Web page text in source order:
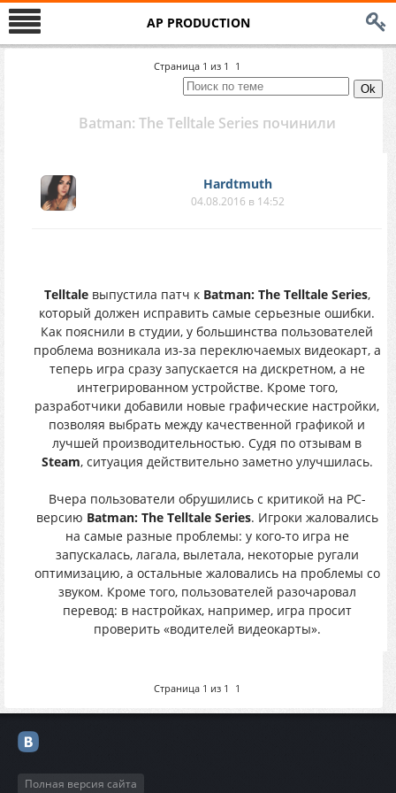
AP PRODUCTION
Страница 1 из 1 1
Batman: The Telltale Series починили
Hardtmuth
04.08.2016 в 14:52
Telltaleвыпустила патч к Batman: The Telltale Series,
который должен исправить самые серьезные ошибки.
Как пояснили в студии, у большинства пользователей
проблема возникала из-за переключаемых видеокарт, а
теперь игра сразу запускается на дискретном, а не
интегрированном устройстве. Кроме того,
разработчики добавили новые графические настройки,
позволяя выбрать между качественной графикой и
лучшей производительностью. Судя по отзывам в
Steam, ситуация действительно заметно улучшилась.
Вчера пользователи обрушились с критикой на PC-
версию Batman: The Telltale Series. Игроки жаловались
на самые разные проблемы: у кого-то игра не
запускалась, лагала, вылетала, некоторые ругали
оптимизацию, а остальные жаловались на проблемы со
звуком. Кроме того, пользователей разочаровал
перевод: в настройках, например, игра просит
проверить «водителей видеокарты».
Страница 1 из 1 1
Полная версия сайта